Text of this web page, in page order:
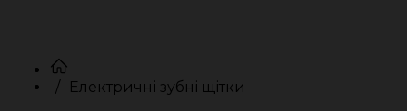
Електричні зубні щітки